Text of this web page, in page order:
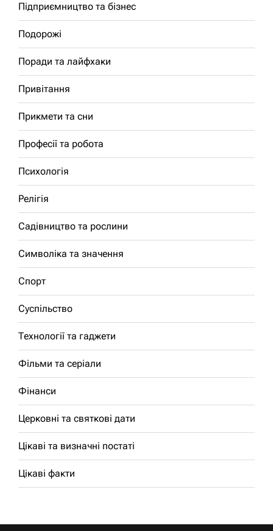
Підприємництво та бізнес
Подорожі
Поради та лайфхаки
Привітання
Прикмети та сни
Професії та робота
Психологія
Релігія
Садівництво та рослини
Символіка та значення
Спорт
Суспільство
Технології та гаджети
Фільми та серіали
Фінанси
Церковні та святкові дати
Цікаві та визначні постаті
Цікаві факти